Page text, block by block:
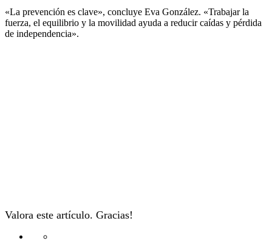
«La prevención es clave», concluye Eva González. «Trabajar la
fuerza, el equilibrio y la movilidad ayuda a reducir caídas y pérdida
de independencia».
Valora este artículo. Gracias!